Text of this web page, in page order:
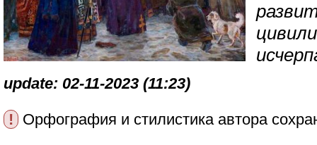
update: 02-11-2023 (11:23)
! Орфография и стилистика автора